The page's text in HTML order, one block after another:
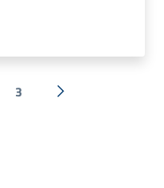
3 Successiva »